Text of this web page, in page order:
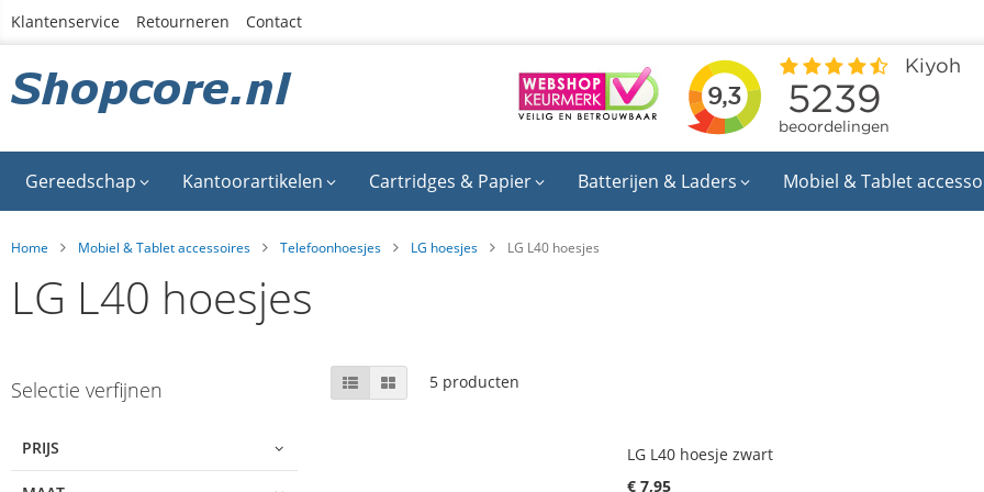
Ga
inhoud
Klantenservice Retourneren Contact
Gereedschap Kantoorartikelen Cartridges & Papier Batterijen & Laders Mobiel & Tablet
Home Mobiel & Tablet accessoires Telefoonhoesjes LG hoesjes LG L40 hoesjes
LG L40 hoesjes
to
list
Selectie verfijnen
PRIJS
Tonen
als
Lijst Foto-
tabel
5producten
LG L40 hoesje zwart
€ 7,95